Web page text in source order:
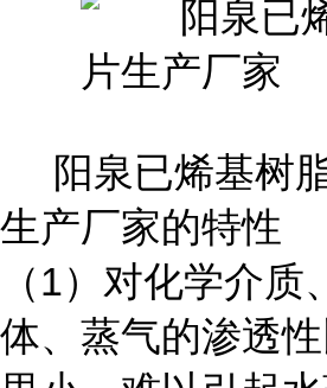
阳泉已烯基树
生产厂家的特性
（1）对化学介质
体、蒸气的渗透